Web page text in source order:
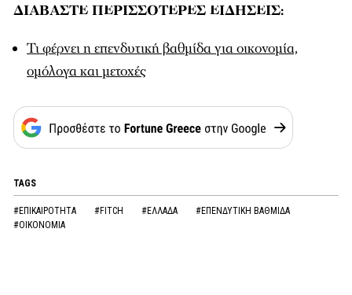
ΔΙΑΒΑΣΤΕ ΠΕΡΙΣΣΟΤΕΡΕΣ ΕΙΔΗΣΕΙΣ:
Τι φέρνει η επενδυτική βαθμίδα για οικονομία,
ομόλογα και μετοχές
TAGS
#ΕΠΙΚΑΙΡΟΤΗΤΑ #FITCH #ΕΛΛΑΔΑ
#ΕΠΕΝΔΥΤΙΚΗ ΒΑΘΜΙΔΑ
#ΟΙΚΟΝΟΜΙΑ